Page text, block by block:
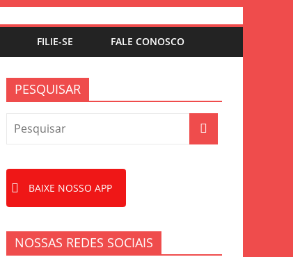
FILIE-SE FALE CONOSCO
PESQUISAR
BAIXE NOSSO APP
NOSSAS REDES SOCIAIS